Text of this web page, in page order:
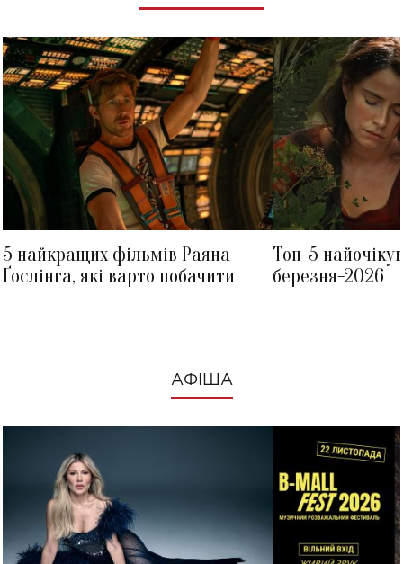
5 найкращих фільмів Раяна
Ґослінга, які варто побачити
Топ-5
березня-2026
АФІША